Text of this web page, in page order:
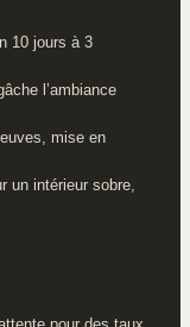
10 jours à 3
l’ambiance
mise en
un intérieur sobre,